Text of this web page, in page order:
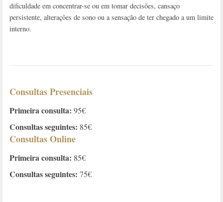
dificuldade em concentrar-se ou em tomar decisões, cansaço
persistente, alterações de sono ou a sensação de ter chegado a um limite
interno.
Consultas Presenciais
Primeira consulta: 95€
Consultas seguintes: 85€
Consultas Online
Primeira consulta: 85€
Consultas seguintes: 75€